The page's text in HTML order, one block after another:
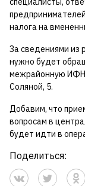
налога на
За сведениями из
нужно будет
межрайонную
Соляной, 5.
Добавим, что
вопросам в
будет идти в
Поделиться: